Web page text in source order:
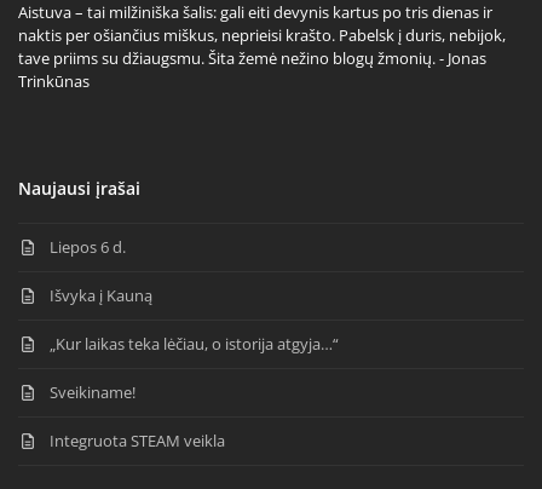
Aistuva – tai milžiniška šalis: gali eiti devynis kartus po tris dienas ir
naktis per ošiančius miškus, neprieisi krašto. Pabelsk į duris, nebijok,
tave priims su džiaugsmu. Šita žemė nežino blogų žmonių. - Jonas
Trinkūnas
Naujausi įrašai
Liepos 6 d.
Išvyka į Kauną
„Kur laikas teka lėčiau, o istorija atgyja…“
Sveikiname!
Integruota STEAM veikla